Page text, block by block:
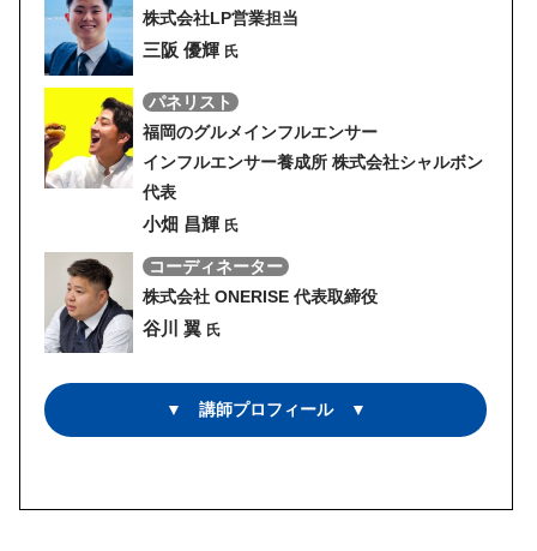
株式会社LP営業担当
三阪 優輝 氏
パネリスト
福岡のグルメインフルエンサー
インフルエンサー養成所 株式会社シャルボン
代表
小畑 昌輝 氏
コーディネーター
株式会社 ONERISE 代表取締役
谷川 翼 氏
▼ 講師プロフィール ▼